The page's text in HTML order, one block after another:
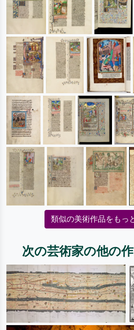
類似の美術作品をもっ
次の芸術家の他の